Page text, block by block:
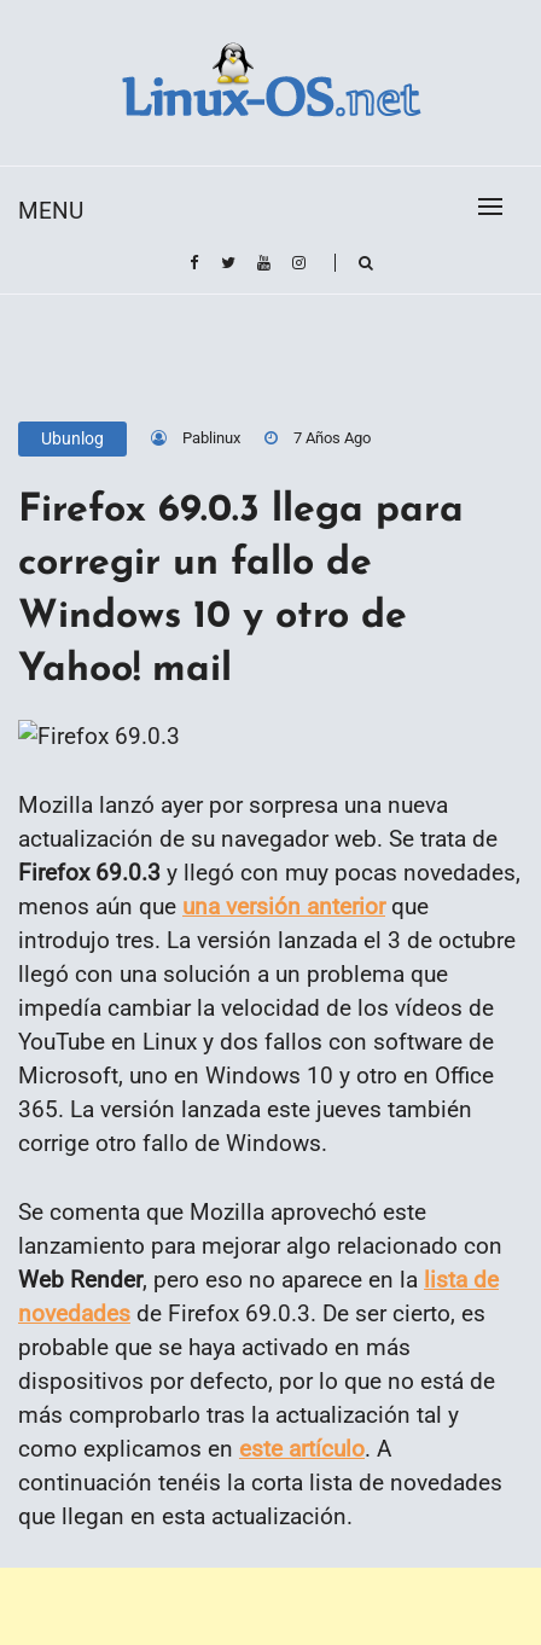
MENU
Ubunlog Pablinux 7 Años Ago
Firefox 69.0.3 llega para
corregir un fallo de
Windows 10 y otro de
Yahoo! mail
Mozilla lanzó ayer por sorpresa una nueva
actualización de su navegador web. Se trata de
Firefox 69.0.3 y llegó con muy pocas novedades,
menos aún que una versión anteriorque
introdujo tres. La versión lanzada el 3 de octubre
llegó con una solución a un problema que
impedía cambiar la velocidad de los vídeos de
YouTube en Linux y dos fallos con software de
Microsoft, uno en Windows 10 y otro en Office
365. La versión lanzada este jueves también
corrige otro fallo de Windows.
Se comenta que Mozilla aprovechó este
lanzamiento para mejorar algo relacionado con
Web Render, pero eso no aparece en la lista de
novedades de Firefox 69.0.3. De ser cierto, es
probable que se haya activado en más
dispositivos por defecto, por lo que no está de
más comprobarlo tras la actualización tal y
como explicamos en este artículo. A
continuación tenéis la corta lista de novedades
que llegan en esta actualización.